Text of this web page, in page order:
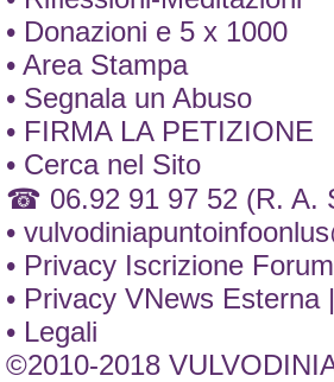
• Donazioni e 5 x 1000
• Area Stampa
• Segnala un Abuso
• FIRMA LA PETIZIONE
• Cerca nel Sito
☎ 06.92 91 97 52 (R. A.
•
• Privacy Iscrizione
• Privacy VNews Esterna
• Legali
©2010-2018